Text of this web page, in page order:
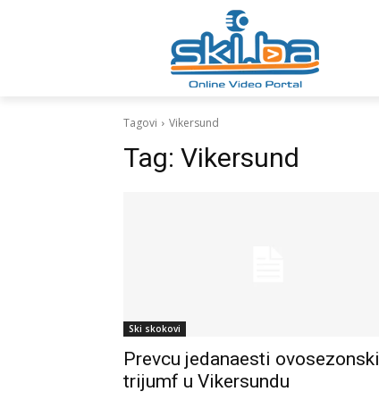
Tagovi Vikersund
Tag: Vikersund
Ski skokovi
Prevcu jedanaesti ovosezonski
trijumf u Vikersundu